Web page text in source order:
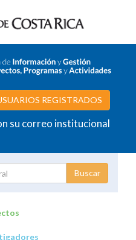
REGISTRADOS
su correo institucional